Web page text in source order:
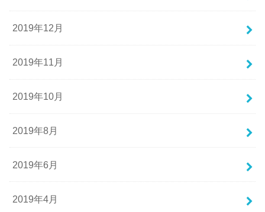
2019年12月
2019年11月
2019年10月
2019年8月
2019年6月
2019年4月